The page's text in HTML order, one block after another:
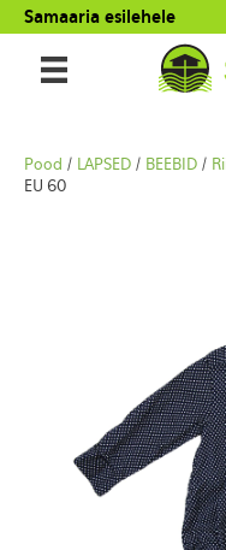
Samaaria esilehele
Pood / LAPSED / BEEBID /
EU 60